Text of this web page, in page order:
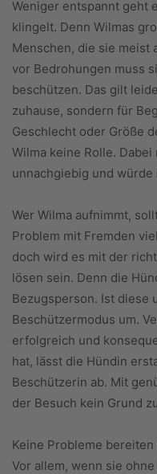
Weniger entspannt geht
klingelt. Denn Wilmas
Menschen, die sie meist
vor Bedrohungen muss
beschützen. Das gilt
zuhause, sondern für
Geschlecht oder Größe
Wilma keine Rolle.
unnachgiebig und
Wer Wilma aufnimmt,
Problem mit Fremden
doch wird es mit der
lösen sein. Denn die
Bezugsperson. Ist diese
Beschützermodus um.
erfolgreich und
hat, lässt die Hündin
Beschützerin ab. Mit
der Besuch kein Grund
Keine Probleme
Vor allem, wenn sie